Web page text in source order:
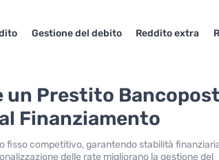
Gestione del debito Reddito extra
un Prestito
Finanziamento
fisso competitivo, garantendo stabilità
delle rate migliorano la gestione del